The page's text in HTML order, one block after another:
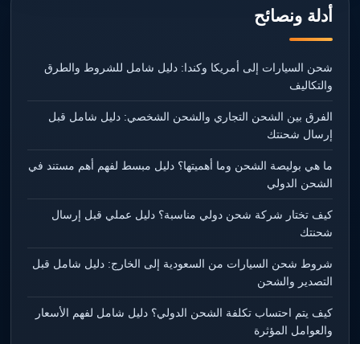
أدلة ونصائح
شحن السيارات إلى أمريكا وكندا: دليل شامل للشروط والطرق
والتكاليف
الفرق بين الشحن التجاري والشحن الشخصي: دليل شامل قبل
إرسال شحنتك
ما هي بوليصة الشحن وما أهميتها؟ دليل مبسط لفهم أهم مستند في
الشحن الدولي
كيف تختار شركة شحن دولي مناسبة؟ دليل عملي قبل إرسال
شحنتك
شروط شحن السيارات من السعودية إلى الخارج: دليل شامل قبل
التصدير والشحن
كيف يتم احتساب تكلفة الشحن الدولي؟ دليل شامل لفهم الأسعار
والعوامل المؤثرة